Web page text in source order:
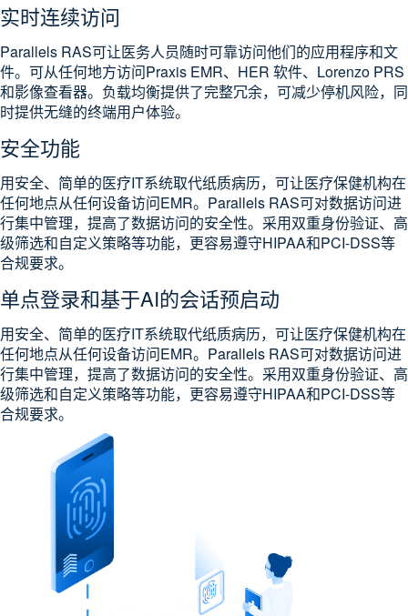
实时连续访问
Parallels RAS可让医务人员随时可靠访问他们的应用程序和文
件。可从任何地方访问Praxis EMR、HER 软件、Lorenzo PRS
和影像查看器。负载均衡提供了完整冗余，可减少停机风险，同
时提供无缝的终端用户体验。
安全功能
用安全、简单的医疗IT系统取代纸质病历，可让医疗保健机构在
任何地点从任何设备访问EMR。Parallels RAS可对数据访问进
行集中管理，提高了数据访问的安全性。采用双重身份验证、高
级筛选和自定义策略等功能，更容易遵守HIPAA和PCI-DSS等
合规要求。
单点登录和基于AI的会话预启动
用安全、简单的医疗IT系统取代纸质病历，可让医疗保健机构在
任何地点从任何设备访问EMR。Parallels RAS可对数据访问进
行集中管理，提高了数据访问的安全性。采用双重身份验证、高
级筛选和自定义策略等功能，更容易遵守HIPAA和PCI-DSS等
合规要求。